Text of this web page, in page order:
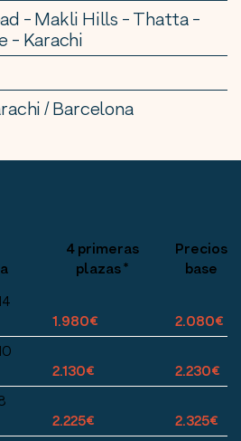
- Makli Hills - Thatta -
- Karachi
/ Barcelona
4 primeras
plazas *
Precios
base
1.980€
2.080€
2.130€
2.230€
2.225€
2.325€